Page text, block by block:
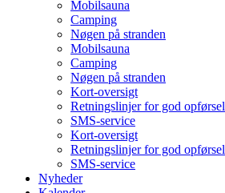
Mobilsauna
Camping
Nøgen på stranden
Mobilsauna
Camping
Nøgen på stranden
Kort-oversigt
Retningslinjer for god opførsel
SMS-service
Kort-oversigt
Retningslinjer for god opførsel
SMS-service
Nyheder